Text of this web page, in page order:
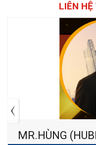
LIÊN
MR.HÙNG